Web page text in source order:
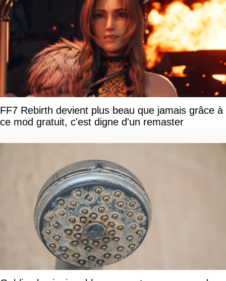
FF7 Rebirth devient plus beau que jamais grâce à
ce mod gratuit, c'est digne d'un remaster